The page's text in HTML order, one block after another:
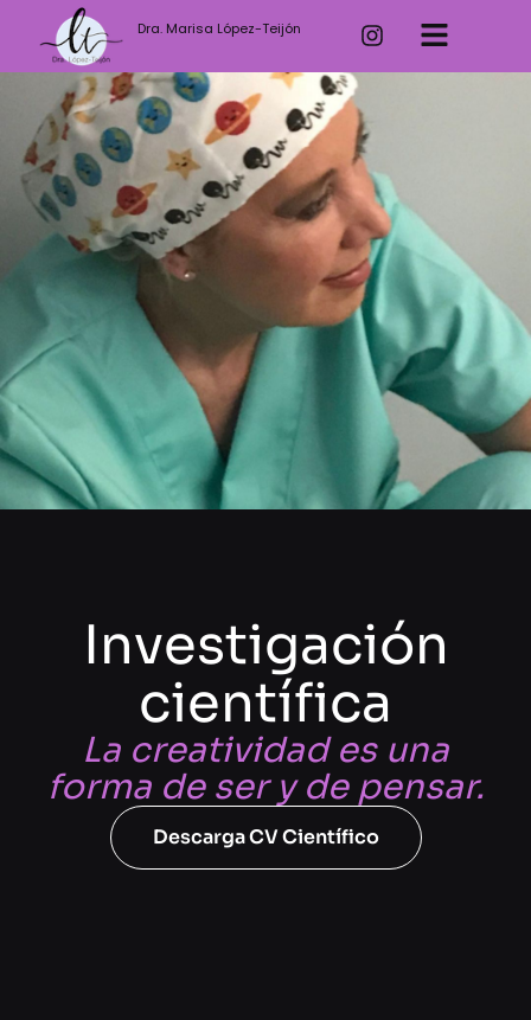
Dra. Marisa López-Teijón
Investigación
científica
La creatividad es una
forma de ser y de pensar.
Descarga CV Científico